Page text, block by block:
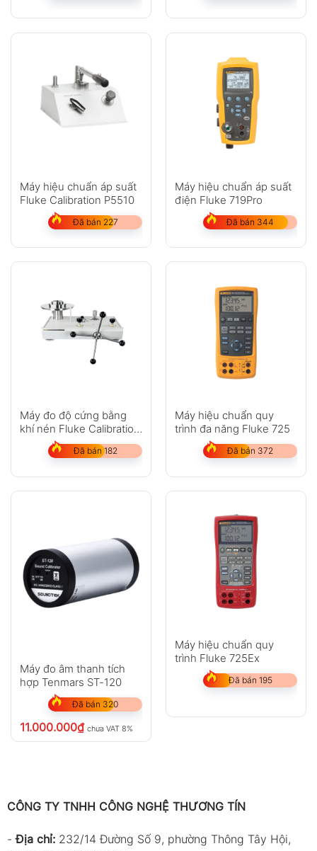
Máy hiệu chuẩn áp suất
Fluke Calibration P5510
Đã bán 227
Máy hiệu chuẩn áp suất
điện Fluke 719Pro
Đã bán 344
Máy đo độ cứng bằng
khí nén Fluke Calibration
P3031, P3032
Đã bán 182
Máy hiệu chuẩn quy
trình đa năng Fluke 725
Đã bán 372
Máy đo âm thanh tích
hợp Tenmars ST-120
Đã bán 320
11.000.000₫ chưa VAT 8%
Máy hiệu chuẩn quy
trình Fluke 725Ex
Đã bán 195
CÔNG TY TNHH CÔNG NGHỆ THƯƠNG TÍN
-Địa chỉ: 232/14 Đường Số 9, phường Thông Tây Hội,